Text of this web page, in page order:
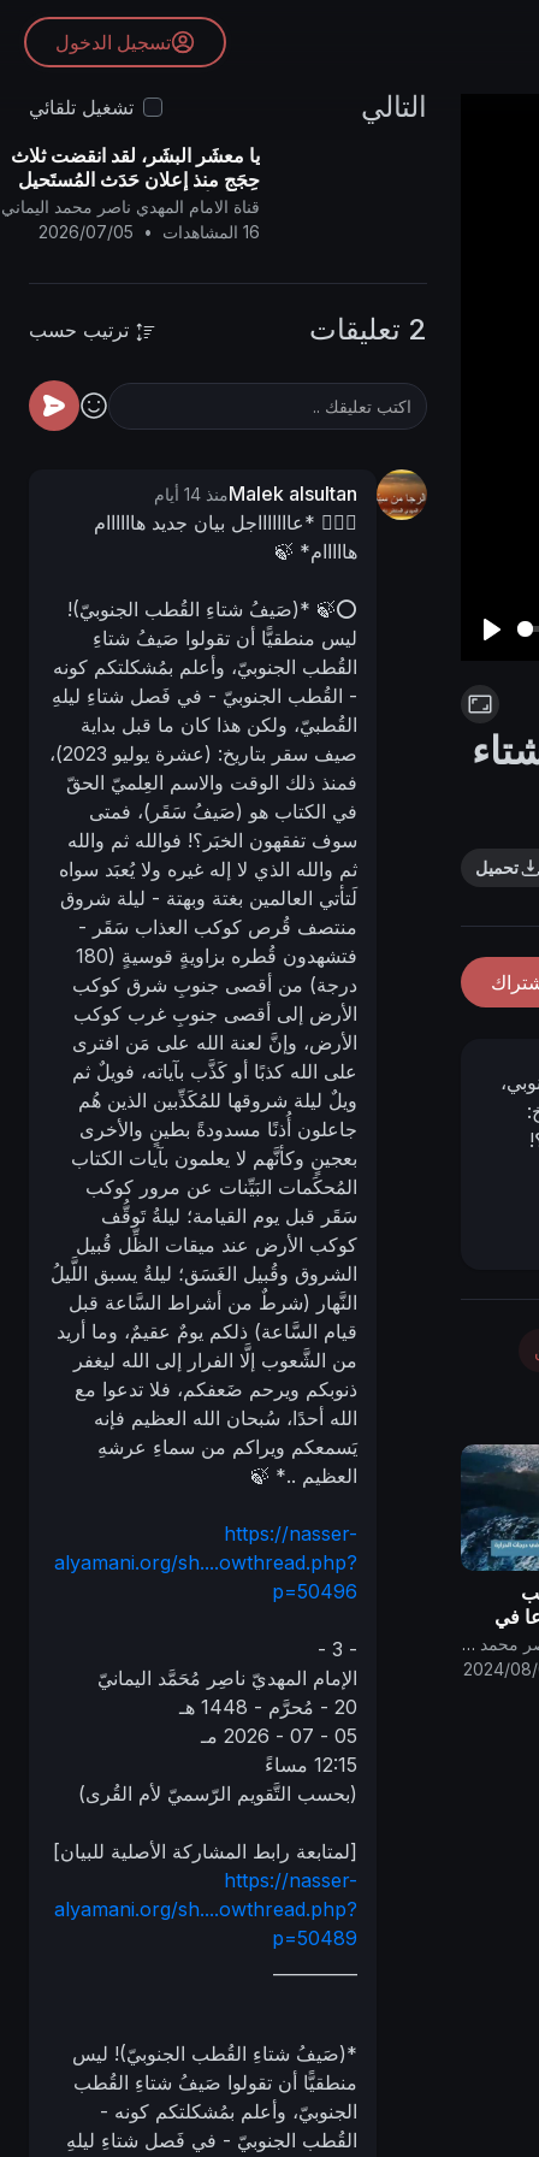
تسجيل الدخول
l
a
y
تحميل
في
قناة الامام المهدي ناصر محمد اليماني
2024/
التالي
تشغيل تلقائي
يا معشَر البشَر، لقد انقضت ثلاث
حِجَجٍ منذ إعلان حَدَث المُستَحيل
علميًّا: أن يتحوَّل صقيعُ (فريزر)
تسعين درجةً تحت الصفر - شتاء
قناة الامام المهدي ناصر محمد اليماني
16 المشاهدات
•
2026/07/05
2 تعليقات ترتيب حسب
Malek alsultanمنذ 14 أيام
✍🏼🍃 *عاااااااجل بيان جديد هاااااام
هااااام* 🍃
⭕🍃 *(صَيفُ شتاءِ القُطب الجنوبيّ)!
ليس منطقيًّا أن تقولوا صَيفُ شتاءِ
القُطب الجنوبيّ، وأعلم بمُشكلتكم كونه
- القُطب الجنوبيّ - في فَصل شتاءِ ليلهِ
القُطبيّ، ولكن هذا كان ما قبل بداية
صيف سقر بتاريخ: (عشرة يوليو 2023)،
فمنذ ذلك الوقت والاسم العِلميّ الحقّ
في الكتاب هو (صَيفُ سَقَر)، فمتى
سوف تفقهون الخبَر؟! فوالله ثم والله
ثم والله الذي لا إله غيره ولا يُعبَد سواه
لَتأتي العالمين بغتة وبهتة - ليلة شروق
منتصف قُرص كوكب العذاب سَقَر -
فتشهدون قُطره بزاويةٍ قوسيةٍ (180
درجة) من أقصى جنوبِ شرق كوكب
الأرض إلى أقصى جنوبِ غرب كوكب
الأرض، وإنَّ لعنة الله على مَن افترى
على الله كذبًا أو كَذَّب بآياته، فويلٌ ثم
ويلٌ ليلة شروقها للمُكَذِّبين الذين هُم
جاعلون أُذنًا مسدودةً بطينٍ والأخرى
بعجينٍ وكأنَّهم لا يعلمون بآيات الكتاب
المُحكَمات البَيِّنات عن مرور كوكب
سَقَر قبل يوم القيامة؛ ليلةُ تَوقُّف
كوكب الأرض عند ميقات الظِّل قُبيل
الشروق وقُبيل الغَسَق؛ ليلةُ يسبق اللَّيلُ
النَّهار (شرطٌ من أشراط السَّاعة قبل
قيام السَّاعة) ذلكم يومٌ عقيمٌ، وما أريد
من الشَّعوب إلَّا الفرار إلى الله ليغفر
ذنوبكم ويرحم ضَعفكم، فلا تدعوا مع
الله أحدًا، سُبحان الله العظيم فإنه
يَسمعكم ويراكم من سماءِ عرشهِ
العظيم ..* 🍃
https://nasser-
alyamani.org/sh....owthread.php?
p=50496
- 3 -
الإمام المهديّ ناصِر مُحَمَّد اليمانيّ
20 - مُحرَّم - 1448 هـ
05 - 07 - 2026 مـ
12:15 مساءً
(بحسب التَّقويم الرّسميّ لأم القُرى)
[لمتابعة رابط المشاركة الأصلية للبيان]
https://nasser-
alyamani.org/sh....owthread.php?
p=50489
*(صَيفُ شتاءِ القُطب الجنوبيّ)! ليس
منطقيًّا أن تقولوا صَيفُ شتاءِ القُطب
الجنوبيّ، وأعلم بمُشكلتكم كونه -
القُطب الجنوبيّ - في فَصل شتاءِ ليلهِ